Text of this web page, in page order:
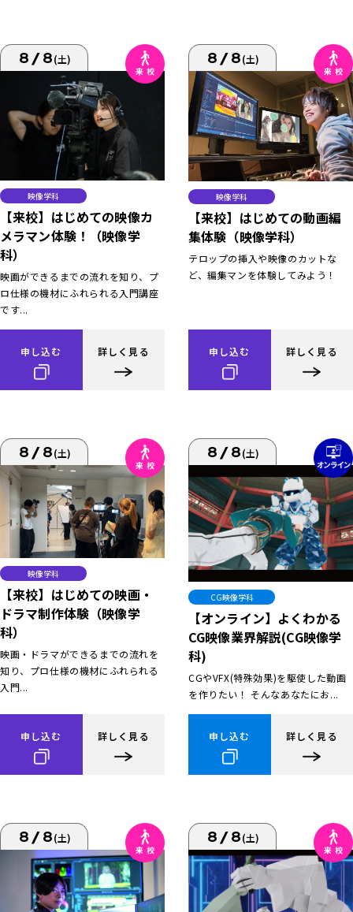
8/8(土)
映像学科
【来校】はじめての映像カ
メラマン体験！（映像学
科）
映画ができるまでの流れを知り、プ
ロ仕様の機材にふれられる入門講座
です...
申し込む 詳しく見る
8/8(土)
映像学科
【来校】はじめての動画編
集体験（映像学科）
テロップの挿入や映像のカットな
ど、編集マンを体験してみよう！
申し込む 詳しく見る
8/8(土)
映像学科
【来校】はじめての映画・
ドラマ制作体験（映像学
科）
映画・ドラマができるまでの流れを
知り、プロ仕様の機材にふれられる
入門...
申し込む 詳しく見る
8/8(土)
CG映像学科
【オンライン】よくわかる
CG映像業界解説(CG映像学
科)
CGやVFX(特殊効果)を駆使した動画
を作りたい！ そんなあなたにお...
申し込む 詳しく見る
8/8(土) 8/8(土)